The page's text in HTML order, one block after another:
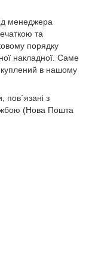
менеджера
та
порядку
накладної. Саме
в нашому
пов`язані з
(Нова Пошта